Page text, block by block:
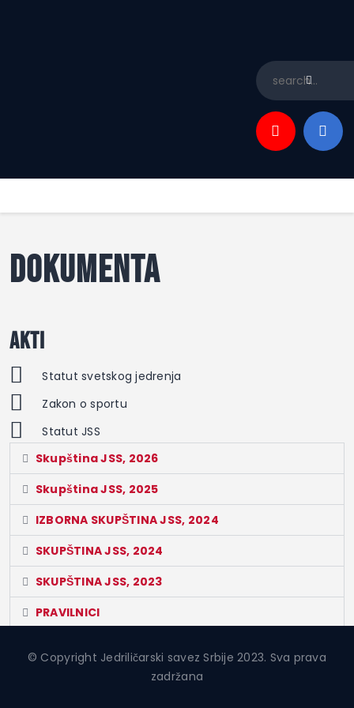
JEDRILIČARSKI SAVEZ SRBIJE (JSS)
Zvanični sajt jedriličarskog saveza Srbije
DOKUMENTA
AKTI
Statut svetskog jedrenja
Zakon o sportu
Statut JSS
Skupština JSS, 2026
Skupština JSS, 2025
IZBORNA SKUPŠTINA JSS, 2024
SKUPŠTINA JSS, 2024
SKUPŠTINA JSS, 2023
PRAVILNICI
© Copyright Jedriličarski savez Srbije 2023. Sva prava
zadržana